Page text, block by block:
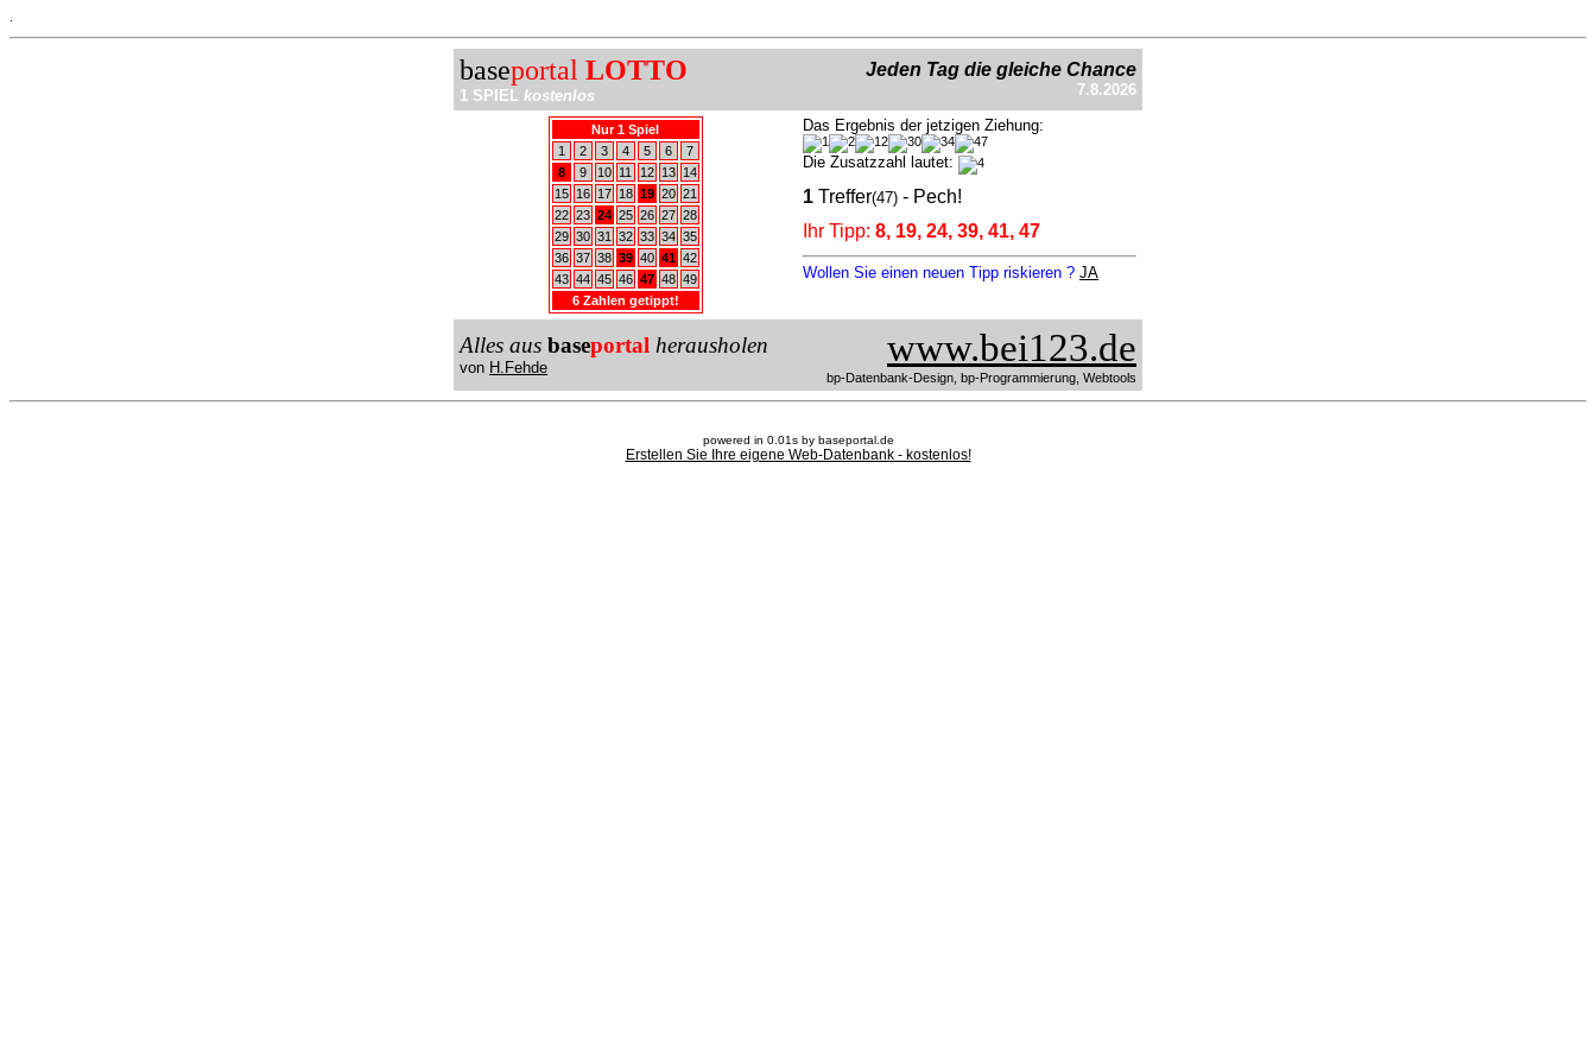
baseportal LOTTO
1 SPIEL kostenlos
Jeden Tag die gleiche Chance
7.8.2026
Nur 1 Spiel
1
2 3 4 5 6
7
8
9 10 11 12 13
14
15
16 17 18 19 20 21
22 23 24 25 26 27 28
29 30 31 32 33 34 35
36 37 38 39 40 41 42
43 44 45 46 47 48 49
6 Zahlen getippt!
Das Ergebnis der jetzigen Ziehung:
Die Zusatzzahl lautet:
1 Treffer(47) - Pech!
Ihr Tipp: 8, 19, 24, 39, 41, 47
Wollen Sie einen neuen Tipp riskieren ? JA
Alles aus baseportal herausholen
von H.Fehde www.bei123.de
bp-Datenbank-Design, bp-Programmierung, Webtools
powered in 0.01s by baseportal.de
Erstellen Sie Ihre eigene Web-Datenbank - kostenlos!